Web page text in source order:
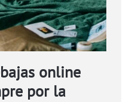
online
por la